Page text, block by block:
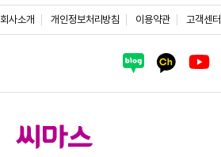
회사소개 개인정보처리방침 이용약관 고객센터